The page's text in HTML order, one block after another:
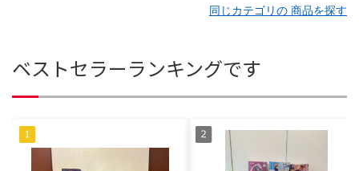
同じカテゴリの 商品を探す
ベストセラーランキングです